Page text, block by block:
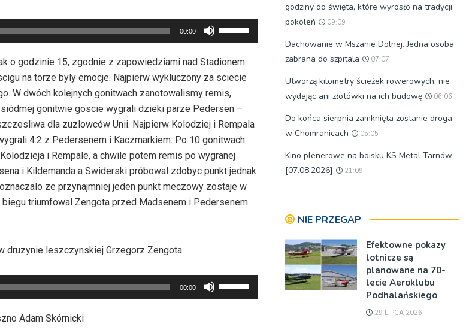
oraz
do
aby
zwiększyć
lub
zmniejszyć
głośność.
00:00
strzałek
do
góry
oraz
dołu
aby
zwiększyć
lub
zmniejszyć
o godzinie 15, zgodnie z zapowiedziami nad Stadionem
na torze byly emocje. Najpierw wykluczony za sciecie
W dwóch kolejnych gonitwach zanotowalismy remis,
gonitwie goscie wygrali dzieki parze Pedersen –
dla zuzlowców Unii. Najpierw Kolodziej i Rempala
4:2 z Pedersenem i Kaczmarkiem. Po 10 gonitwach
i Rempale, a chwile potem remis po wygranej
i Kildemanda a Swiderski próbowal zdobyc punkt jednak
ze przynajmniej jeden punkt meczowy zostaje w
triumfowal Zengota przed Madsenem i Pedersenem.
druzynie leszczynskiej Grzegorz Zengota
00:00
strzałek
Adam Skórnicki
godziny do święta, które wyrosło na tradycji
pokoleń
09:09
Dachowanie w Mszanie Dolnej. Jedna osoba
zabrana do szpitala
07:07
Utworzą kilometry ścieżek rowerowych, nie
wydając ani złotówki na ich budowę
06:06
Do końca sierpnia zamknięta zostanie droga
w Chomranicach
05:05
Kino plenerowe na boisku KS Metal Tarnów
[07.08.2026]
21:09
NIE PRZEGAP
Efektowne pokazy
lotnicze są
planowane na 70-
lecie Aeroklubu
Podhalańskiego
29 LIPCA 2026